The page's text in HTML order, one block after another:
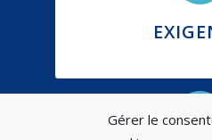
Gérer le